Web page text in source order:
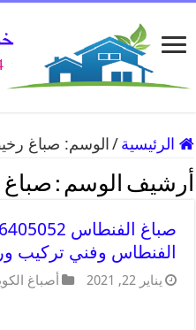
الرئيسية / الوسم: صباغ
أرشيف الوسم :
الفنطاس وفني تركيب
يناير 22, 2021 أصباغ